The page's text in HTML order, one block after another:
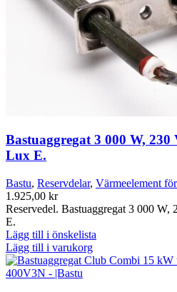
Bastuaggregat 3 000 W,
Lux E.
Bastu, Reservdelar, Värmeelement
1.925,00 kr
Reservedel. Bastuaggregat 3 000
E.
Lägg till i önskelista
Lägg till i varukorg